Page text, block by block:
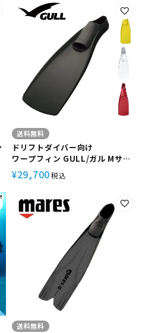
カナニ フルフットフィン 素潜り
スピアフィッシング ブレードの
送料無料
ドリフトダイバー向け
ワープフィン GULL/ガル Mサイ
ズ GF-2293 ダイビングフィン ド
リフトダイビング
¥29,700税込
送料無料